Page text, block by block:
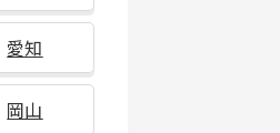
愛知
岡山